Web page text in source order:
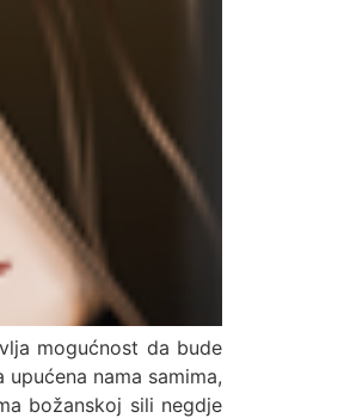
mogućnost da bude
nama samima,
božanskoj sili negdje